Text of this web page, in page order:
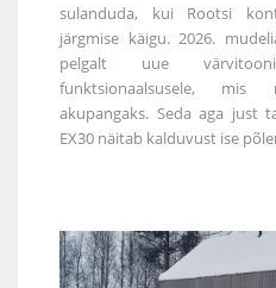
sulanduda, kui Rootsi
järgmise käigu. 2026.
pelgalt uue
funktsionaalsusele,
akupangaks. Seda aga just
EX30 näitab kalduvust ise